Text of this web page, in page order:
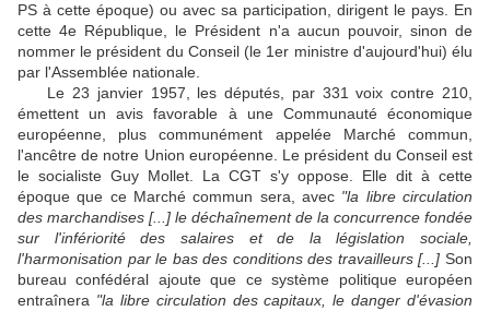
PS à cette époque) ou avec sa participation, dirigent le pays. En
cette 4e République, le Président n'a aucun pouvoir, sinon de
nommer le président du Conseil (le 1er ministre d'aujourd'hui) élu
par l'Assemblée nationale.
Le 23 janvier 1957, les députés, par 331 voix contre 210,
émettent un avis favorable à une Communauté économique
européenne, plus communément appelée Marché commun,
l'ancêtre de notre Union européenne. Le président du Conseil est
le socialiste Guy Mollet. La CGT s'y oppose. Elle dit à cette
époque que ce Marché commun sera, avec "la libre circulation
des marchandises [...] le déchaînement de la concurrence fondée
sur l'infériorité des salaires et de la législation sociale,
l'harmonisation par le bas des conditions des travailleurs [...] Son
bureau confédéral ajoute que ce système politique européen
entraînera "la libre circulation des capitaux, le danger d'évasion